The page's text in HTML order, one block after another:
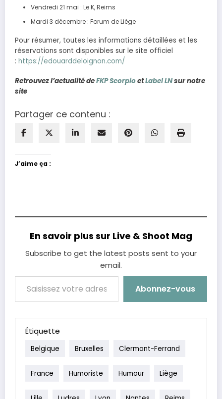
Vendredi 21 mai : Le K, Reims
Mardi 3 décembre : Forum de Liège
Pour résumer, toutes les informations détaillées et les
réservations sont disponibles sur le site officiel
: https://edouarddeloignon.com/
Retrouvez l’actualité deFKP ScorpioetLabel LNsur notre
site
Partager ce contenu :
J’aime ça :
En savoir plus sur Live & Shoot Mag
Subscribe to get the latest posts sent to your
email.
Saisissez votre adresse e-mail…
Abonnez-vous
Étiquette
Belgique Bruxelles Clermont-Ferrand
France Humoriste Humour Liège